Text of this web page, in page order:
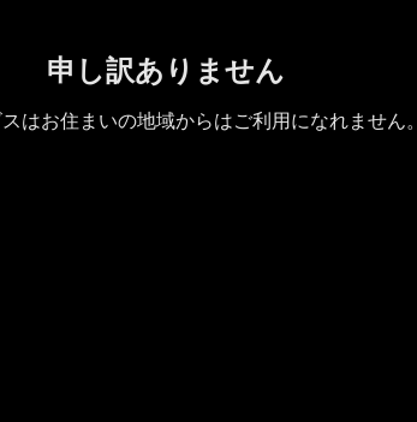
申し訳ありません
はお住まいの地域からはご利用になれません。